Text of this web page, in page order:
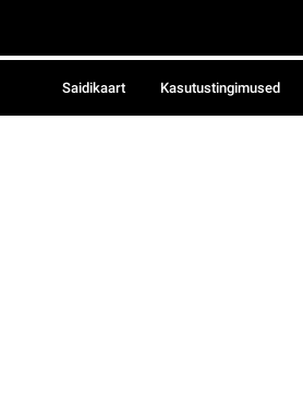
Saidikaart Kasutustingimused